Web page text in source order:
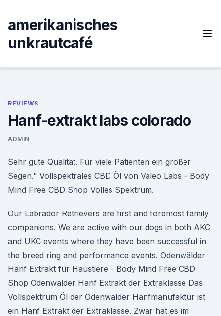
content
amerikanisches
unkrautcafé
REVIEWS
Hanf-extrakt labs colorado
ADMIN
Sehr gute Qualität. Für viele Patienten ein großer
Segen." Vollspektrales CBD Öl von Valeo Labs - Body
Mind Free CBD Shop Volles Spektrum.
Our Labrador Retrievers are first and foremost family
companions. We are active with our dogs in both AKC
and UKC events where they have been successful in
the breed ring and performance events. Odenwälder
Hanf Extrakt für Haustiere - Body Mind Free CBD
Shop Odenwälder Hanf Extrakt der Extraklasse Das
Vollspektrum Öl der Odenwälder Hanfmanufaktur ist
ein Hanf Extrakt der Extraklasse. Zwar hat es im